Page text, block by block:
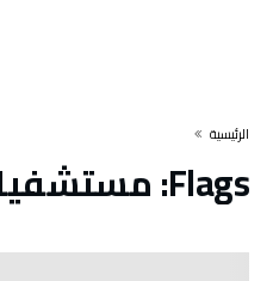
‫الرئيسية‬
Flags: